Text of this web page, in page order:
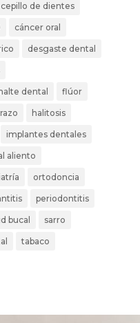
cepillo de dientes
cáncer oral
desgaste dental
dental flúor
halitosis
implantes dentales
aliento
ortodoncia
periodontitis
bucal sarro
tabaco